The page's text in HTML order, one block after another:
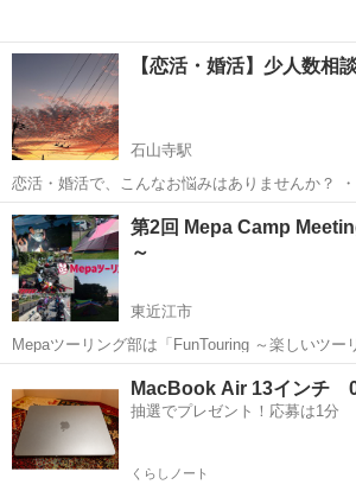
【恋活・婚活】少人数相
石山寺駅
恋活・婚活で、こんなお悩みはありませんか？ ・なかなか良い出会い
がない ・会話が続かない ・LINEが苦手 ・自分
婚相談所に入るか迷っている ・誰にも相談でき
そんな方が気軽に話...
滋賀 大津市 石山寺駅
第2回 Mepa Camp
～
東近江市
Mepaツーリング部は「FunTouring ～楽しいツー
ーにマナーの良い走りと交流を目的としたツー
クルです。 今回、Mepaツーリング部・番外編と
Camp ...
キャンプ場
MacBook Air 13インチ
抽選でプレゼント！応募は1分
くらしノート